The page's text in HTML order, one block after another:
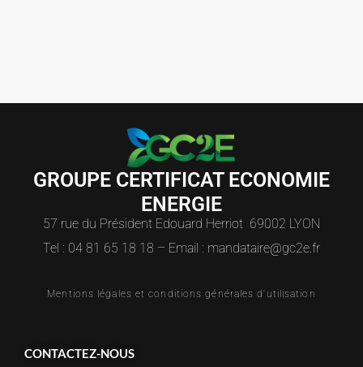
GROUPE CERTIFICAT ECONOMIE
ENERGIE
57 rue du Président Edouard Herriot 69002 LYON
Tel : 04 81 65 18 18 – Email : mandataire@gc2e.fr
Mentions légales et conditions générales d'utilisation
CONTACTEZ-NOUS